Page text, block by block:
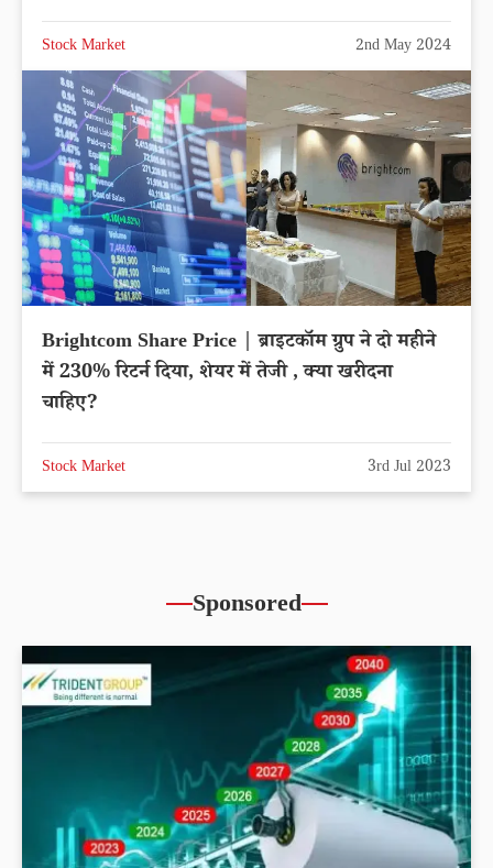
Stock Market 2nd May 2024
Brightcom Share Price | ब्राइटकॉम ग्रुप ने दो महीने
में 230% रिटर्न दिया, शेयर में तेजी , क्या खरीदना
चाहिए?
Stock Market 3rd Jul 2023
Sponsored